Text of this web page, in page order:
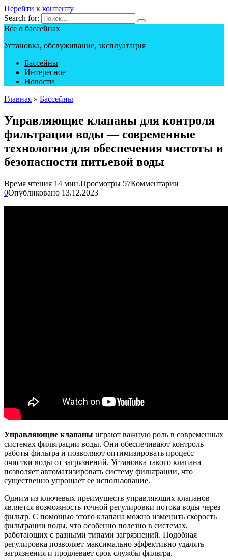
Перейти к контенту
Search for:
Все о бассейнах
Установка, обслуживание, эксплуатация
Бассейны
Интересное
Новости
Главная » Бассейны
Управляющие клапаны для контроля
фильтрации воды — современные
технологии для обеспечения чистоты и
безопасности питьевой воды
Время чтения 14 мин.Просмотры 57Комментарии
0Опубликовано 13.12.2023
Управляющие клапаны играют важную роль в современных
системах фильтрации воды. Они обеспечивают контроль
работы фильтра и позволяют оптимизировать процесс
очистки воды от загрязнений. Установка такого клапана
позволяет автоматизировать систему фильтрации, что
существенно упрощает ее использование.
Одним из ключевых преимуществ управляющих клапанов
является возможность точной регулировки потока воды через
фильтр. С помощью этого клапана можно изменить скорость
фильтрации воды, что особенно полезно в системах,
работающих с разными типами загрязнений. Подобная
регулировка позволяет максимально эффективно удалять
загрязнения и продлевает срок службы фильтра.